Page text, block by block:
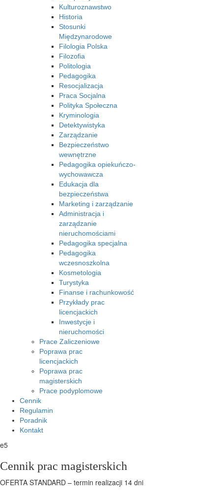
Kulturoznawstwo
Historia
Stosunki
Międzynarodowe
Filologia Polska
Filozofia
Politologia
Pedagogika
Resocjalizacja
Praca Socjalna
Polityka Społeczna
Kryminologia
Detektywistyka
Zarządzanie
Bezpieczeństwo
wewnętrzne
Pedagogika opiekuńczo-
wychowawcza
Edukacja dla
bezpieczeństwa
Marketing i zarządzanie
Administracja i
zarządzanie
nieruchomościami
Pedagogika specjalna
Pedagogika
wczesnoszkolna
Kosmetologia
Turystyka
Finanse i rachunkowość
Przykłady prac
licencjackich
Inwestycje i
nieruchomości
Prace Zaliczeniowe
Poprawa prac
licencjackich
Poprawa prac
magisterskich
Prace podyplomowe
Cennik
Regulamin
Poradnik
Kontakt
e5
Cennik prac magisterskich
OFERTA STANDARD – termin realizacji 14 dni